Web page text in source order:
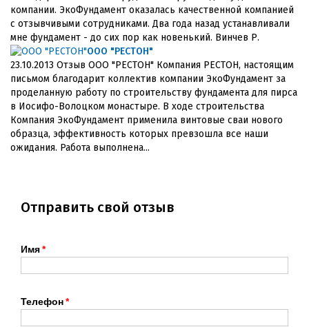
компании. ЭкоФундамент оказалась качественной компанией
с отзывчивыми сотрудниками. Два года назад устанавливали
мне фундамент - до сих пор как новенький. Винчев Р.
ООО "РЕСТОН"
23.10.2013 Отзыв ООО "РЕСТОН" Компания РЕСТОН, настоящим
письмом благодарит коллектив компании ЭкоФундамент за
проделанную работу по строительству фундамента для пирса
в Иосифо-Волоцком монастыре. В ходе строительства
Компания ЭкоФундамент применила винтовые сваи нового
образца, эффективность которых превзошла все наши
ожидания. Работа выполнена...
Отправить свой отзыв
Имя
Телефон